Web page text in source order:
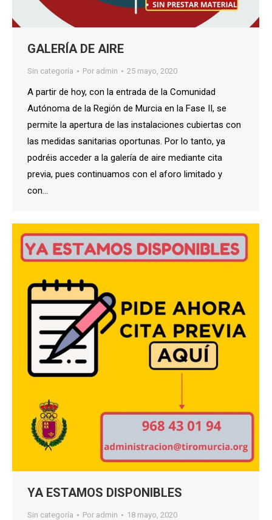
GALERÍA DE AIRE
Sin categoría Por admin 25 mayo, 2020
A partir de hoy, con la entrada de la Comunidad
Autónoma de la Región de Murcia en la Fase II, se
permite la apertura de las instalaciones cubiertas con
las medidas sanitarias oportunas. Por lo tanto, ya
podréis acceder a la galería de aire mediante cita
previa, pues continuamos con el aforo limitado y
con…
YA ESTAMOS DISPONIBLES
Sin categoría Por admin 18 mayo, 2020